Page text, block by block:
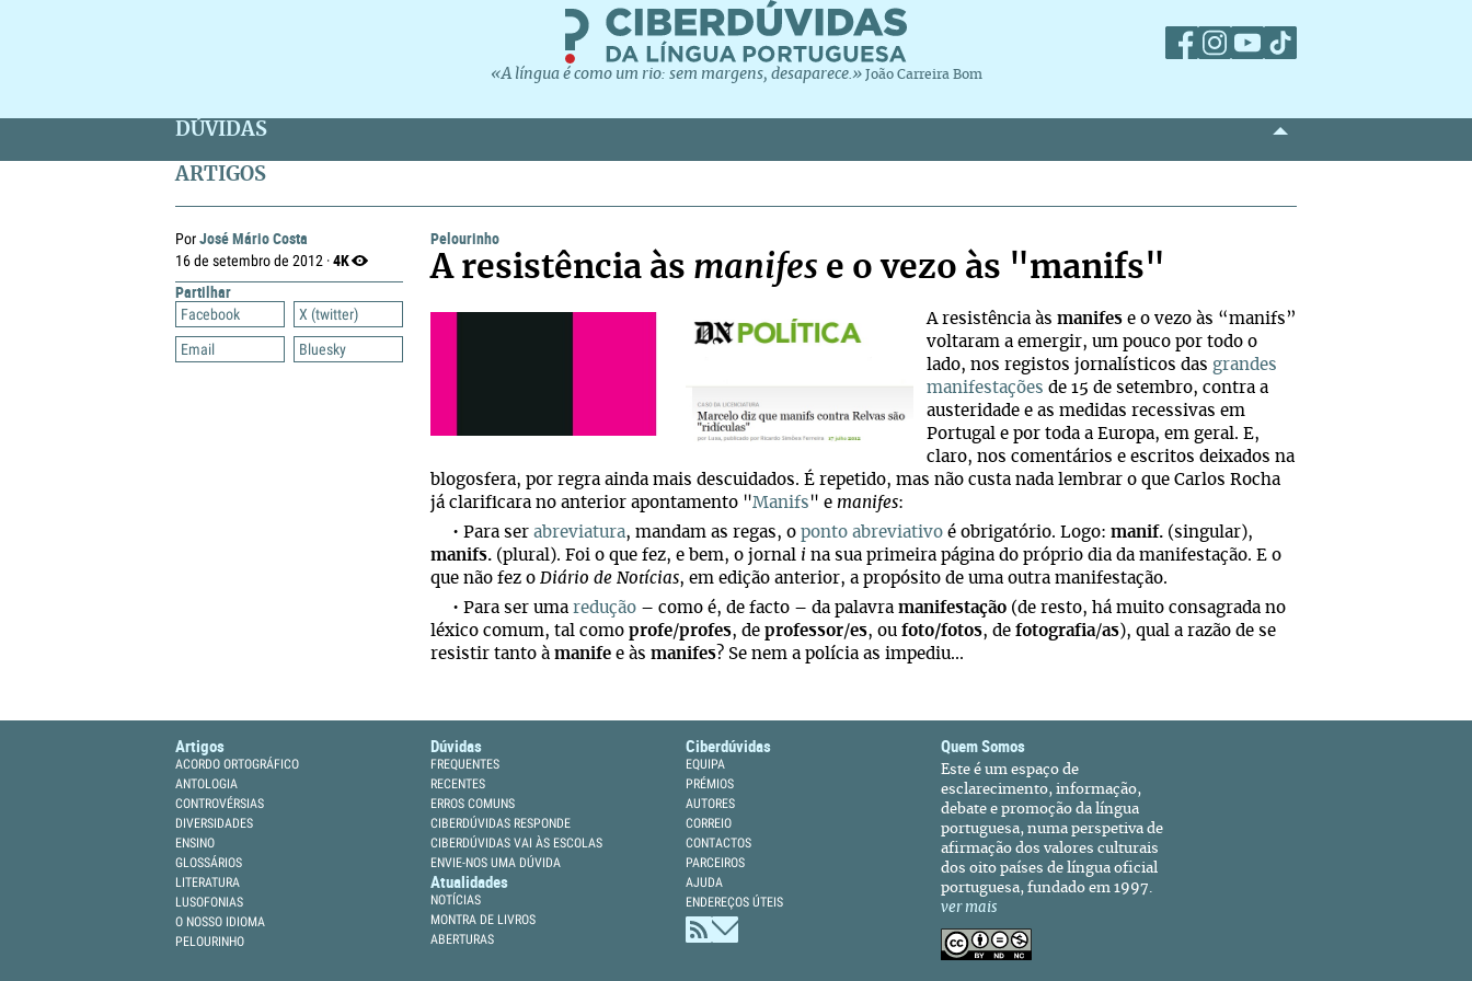
«A língua é como um rio: sem margens, desaparece.» João Carreira Bom
DÚVIDAS
ARTIGOS
PorJosé Mário Costa
16 de setembro de 2012 ·4K
Partilhar
Facebook
X (twitter)
Email
Bluesky
Pelourinho
A resistência às manifes e o vezo às "manifs"
A resistência às manifes e o vezo às “manifs”
voltaram a emergir, um pouco por todo o
lado, nos registos jornalísticos das grandes
manifestações de 15 de setembro, contra a
austeridade e as medidas recessivas em
Portugal e por toda a Europa, em geral. E,
claro, nos comentários e escritos deixados na
blogosfera, por regra ainda mais descuidados. É repetido, mas não custa nada lembrar o que Carlos Rocha
já clarificara no anterior apontamento "Manifs " e manifes:
• Para ser abreviatura, mandam as regas, o ponto abreviativo é obrigatório. Logo: manif. (singular),
manifs. (plural). Foi o que fez, e bem, o jornal i na sua primeira página do próprio dia da manifestação. E o
que não fez o Diário de Notícias, em edição anterior, a propósito de uma outra manifestação.
• Para ser uma redução – como é, de facto – da palavra manifestação (de resto, há muito consagrada no
léxico comum, tal como profe/profes, de professor/es, ou foto/fotos, de fotografia/as), qual a razão de se
resistir tanto à manife e às manifes? Se nem a polícia as impediu...
Artigos
ACORDO ORTOGRÁFICO
ANTOLOGIA
CONTROVÉRSIAS
DIVERSIDADES
ENSINO
GLOSSÁRIOS
LITERATURA
LUSOFONIAS
O NOSSO IDIOMA
PELOURINHO
Dúvidas
FREQUENTES
RECENTES
ERROS COMUNS
CIBERDÚVIDAS RESPONDE
CIBERDÚVIDAS VAI ÀS ESCOLAS
ENVIE-NOS UMA DÚVIDA
Atualidades
NOTÍCIAS
MONTRA DE LIVROS
ABERTURAS
Ciberdúvidas
EQUIPA
PRÉMIOS
AUTORES
CORREIO
CONTACTOS
PARCEIROS
AJUDA
ENDEREÇOS ÚTEIS
Quem Somos
Este é um espaço de
esclarecimento, informação,
debate e promoção da língua
portuguesa, numa perspetiva de
afirmação dos valores culturais
dos oito países de língua oficial
portuguesa, fundado em 1997.
ver mais